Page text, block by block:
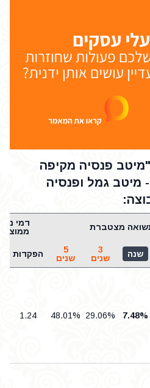
פנסיה מקיפה
מיטב גמל ופנסיה
מצטברת
דמי
שנה
3
שנים
5
שנים
הפקדות
7.48%
29.06%
48.01%
1.24